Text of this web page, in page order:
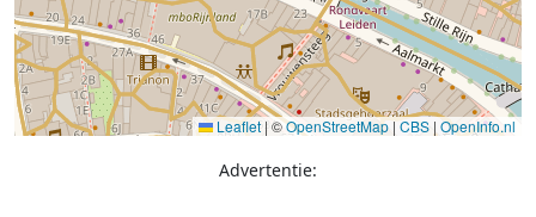
Leaflet | ©OpenStreetMap|CBS | OpenInfo.nl
Advertentie: